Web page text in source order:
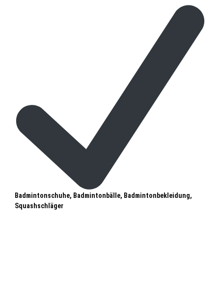
Badmintonschuhe, Badmintonbälle, Badmintonbekleidung,
Squashschläger